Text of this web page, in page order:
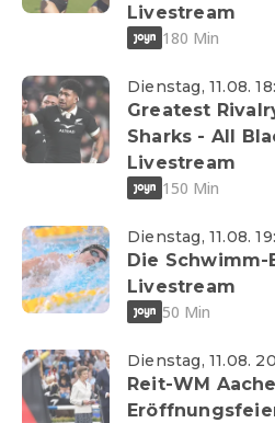
Livestream
180 Min
Dienstag, 11.08.
Greatest
Sharks - All
Livestream
150 Min
Dienstag, 11.08.
Die Schwimm-
Livestream
50 Min
Dienstag, 11.08.
Reit-WM